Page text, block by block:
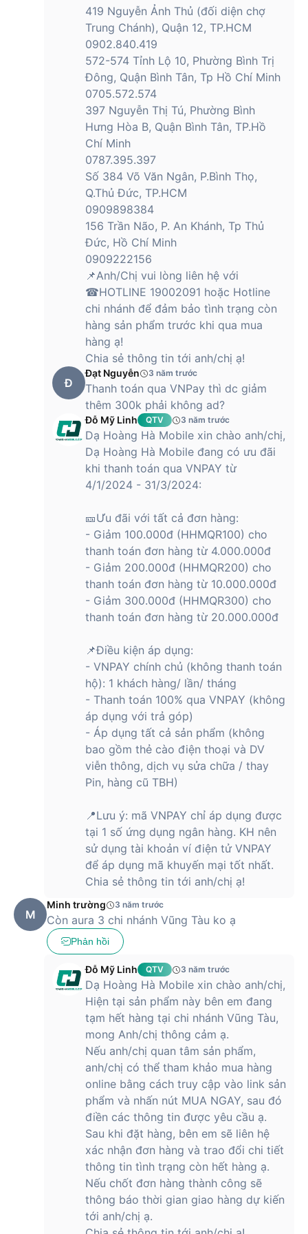
cho tổng thể sản phẩm.
Với Aura Studio 3, mỗi góc đặt loa đều trở thành một điểm
nhấn nghệ thuật trong không gian sống. Dù ở phòng khách,
phòng ngủ hay văn phòng làm việc, chiếc loa này như một
vật phẩm trang trí kiến tạo dấu ấn cá nhân độc đáo, đồng
thời thể hiện sự am hiểu về công nghệ và gu thẩm mỹ của
chủ nhân. Ngoài ra, sự tối giản trong thiết kế còn giúp Aura
Studio 3 dễ dàng phối ghép với nhiều phong cách nội thất
khác nhau, từ hiện đại, tối giản cho tới cổ điển.
Một điểm nhấn không thể bỏ qua chính là hiệu ứng đèn
Ambient Light LED được tích hợp tinh tế dưới lớp vòm kính
trong suốt. Khi loa hoạt động, dải đèn này tạo nên hiệu ứng
ánh sáng chuyển động gợn sóng, đồng điệu cùng nhịp điệu
âm nhạc. Đây không chỉ là một yếu tố trang trí mà còn góp
phần xây dựng bầu không khí thư giãn, truyền cảm hứng
sáng tạo, lý tưởng cho các buổi tụ họp, tiệc nhẹ, hoặc những
khoảnh khắc thưởng thức âm nhạc riêng tư.
Aura Studio 3 có hiệu ứng ánh sáng
Ambient Light không?
Aura Studio 3 được tích hợp hiệu ứng ánh sáng Ambient
Light LED, tạo dải sáng chuyển động sóng đồng bộ cùng
nhạc, mang lại trải nghiệm nghe nhìn ấn tượng.
Hệ thống đèn LED Ambient Light của Aura Studio 3 được bố
trí quanh đế loa, cho ánh sáng dịu nhẹ, tự động chuyển động
theo giai điệu. Điều này không chỉ làm nổi bật sản phẩm mà
còn tạo nên bầu không khí thư giãn, truyền cảm hứng sáng
tạo, phù hợp cho không gian phòng khách, phòng ngủ, văn
phòng làm việc, hay các sự kiện nhỏ tại nhà.
dụng liên tục mà không ảnh hưởng thị lực. Đèn LED hoạt
động tự động, không cần thao tác thủ công, giúp người dùng
tập trung thưởng thức âm nhạc.
Khác biệt lớn nhất của Aura Studio 3 so với các phiên bản
trước nằm ở hệ thống hiệu ứng ánh sáng Ambient Light. Dải
đèn LED được thiết kế chạy quanh đế loa, phát ra ánh sáng
dịu nhẹ, chuyển động mềm mại theo nhịp nhạc. Không chỉ là
nghiệm nghe nhìn, giúp mỗi buổi nghe nhạc trở thành một
hành trình cảm xúc trọn vẹn cả về thị giác lẫn thính giác.
Đối với những người yêu thích không gian sống hiện đại, đèn
Ambient Light giúp tạo nên một bầu không khí thư giãn, ấm
áp vào buổi tối, hoặc làm nổi bật không gian tiếp khách,
phòng ngủ, phòng làm việc. Đặc biệt, ánh sáng LED được
cân chỉnh ở mức vừa phải, không gây chói mắt, có thể sử
dụng liên tục mà không ảnh hưởng đến thị lực hay gây phiền
nhiễu khi nghỉ ngơi.
Điểm cộng lớn là hệ thống đèn này hoạt động hoàn toàn tự
Chỉ cần bật loa, ánh sáng sẽ tự động đồng bộ với âm nhạc,
tạo nên một không gian đầy cảm hứng, lý tưởng cho việc thư
giãn, học tập hoặc làm việc sáng tạo.
Aura Studio 3 nghe nhạc có hay không?
Aura Studio 3 mang lại trải nghiệm âm nhạc đắm chìm nhờ hệ
thống âm thanh 360 độ, công suất 130W, âm trầm sâu, chi
tiết dải trung-cao rõ nét.
Hệ thống 6 loa mid-high 40mm phân bổ đều quanh thân loa
tạo âm trường rộng lớn, âm thanh lan tỏa đồng đều, không bị
giới hạn bởi vị trí đặt loa. Subwoofer 133mm công suất 100W
cho âm bass sâu, chắc, không lấn dải trung-cao. Mạch
amply 2x15W giúp tái hiện các chi tiết nhạc cụ, giọng hát
chân thực, phù hợp nhiều thể loại nhạc từ pop, rock, jazz đến
nhạc cổ điển, acoustic.
Công nghệ xử lý âm thanh số (DSP) của Harman Kardon giúp
cân bằng các dải âm, giảm méo tiếng, tối ưu hóa trải nghiệm
nghe nhạc, xem phim hoặc chơi game.
Trái tim của Harman Kardon Aura Studio 3 là hệ thống âm
thanh 360° được tinh chỉnh đến mức tối ưu. Sáu củ loa mid-
high 40mm được bố trí đều xung quanh thân loa, phối hợp
với một củ loa siêu trầm (subwoofer) đường kính lớn 133mm
đặt ở trung tâm, tạo nên không gian âm thanh đa hướng, bao
phủ toàn bộ căn phòng. Sự kết hợp này giúp âm thanh
không bị giới hạn ở một hướng cố định, mà lan tỏa đồng đều,
đảm bảo người nghe ở bất kỳ vị trí nào cũng cảm nhận được
419 Nguyễn Ảnh Thủ (đối diện chợ
Trung Chánh), Quận 12, TP.HCM
0902.840.419
572-574 Tỉnh Lộ 10, Phường Bình Trị
Đông, Quận Bình Tân, Tp Hồ Chí Minh
0705.572.574
397 Nguyễn Thị Tú, Phường Bình
Hưng Hòa B, Quận Bình Tân, TP.Hồ
Chí Minh
0787.395.397
Số 384 Võ Văn Ngân, P.Bình Thọ,
Q.Thủ Đức, TP.HCM
0909898384
156 Trần Não, P. An Khánh, Tp Thủ
Đức, Hồ Chí Minh
0909222156
📌Anh/Chị vui lòng liên hệ với
☎HOTLINE 19002091 hoặc Hotline
chi nhánh để đảm bảo tình trạng còn
hàng sản phẩm trước khi qua mua
hàng ạ!
Chia sẻ thông tin tới anh/chị ạ!
Đ
Đạt Nguyễn 3 năm trước
Thanh toán qua VNPay thì dc giảm
thêm 300k phải không ad?
Đỗ Mỹ Linh QTV 3 năm trước
Dạ Hoàng Hà Mobile xin chào anh/chị,
Dạ Hoàng Hà Mobile đang có ưu đãi
khi thanh toán qua VNPAY từ
4/1/2024 - 31/3/2024:
🎫Ưu đãi với tất cả đơn hàng:
- Giảm 100.000đ (HHMQR100) cho
thanh toán đơn hàng từ 4.000.000đ
- Giảm 200.000đ (HHMQR200) cho
thanh toán đơn hàng từ 10.000.000đ
- Giảm 300.000đ (HHMQR300) cho
thanh toán đơn hàng từ 20.000.000đ
📌Điều kiện áp dụng:
- VNPAY chính chủ (không thanh toán
hộ): 1 khách hàng/ lần/ tháng
- Thanh toán 100% qua VNPAY (không
áp dụng với trả góp)
- Áp dụng tất cả sản phẩm (không
bao gồm thẻ cào điện thoại và DV
viễn thông, dịch vụ sửa chữa / thay
Pin, hàng cũ TBH)
📍Lưu ý: mã VNPAY chỉ áp dụng được
tại 1 số ứng dụng ngân hàng. KH nên
sử dụng tài khoản ví điện tử VNPAY
để áp dụng mã khuyến mại tốt nhất.
Chia sẻ thông tin tới anh/chị ạ!
M
Minh trường 3 năm trước
Còn aura 3 chi nhánh Vũng Tàu ko ạ
Phản hồi
Đỗ Mỹ Linh QTV 3 năm trước
Dạ Hoàng Hà Mobile xin chào anh/chị,
Hiện tại sản phẩm này bên em đang
tạm hết hàng tại chi nhánh Vũng Tàu,
mong Anh/chị thông cảm ạ.
Nếu anh/chị quan tâm sản phẩm,
anh/chị có thể tham khảo mua hàng
online bằng cách truy cập vào link sản
phẩm và nhấn nút MUA NGAY, sau đó
điền các thông tin được yêu cầu ạ.
Sau khi đặt hàng, bên em sẽ liên hệ
xác nhận đơn hàng và trao đổi chi tiết
thông tin tình trạng còn hết hàng ạ.
Nếu chốt đơn hàng thành công sẽ
thông báo thời gian giao hàng dự kiến
tới anh/chị ạ.